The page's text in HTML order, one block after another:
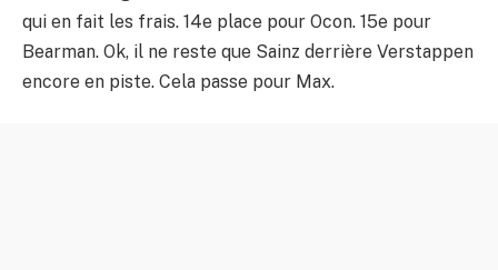
qui en fait les frais. 14e place pour Ocon. 15e pour
Bearman. Ok, il ne reste que Sainz derrière Verstappen
encore en piste. Cela passe pour Max.